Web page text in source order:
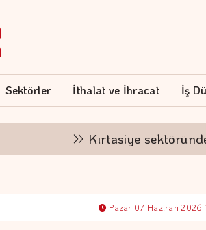
Sektörler İthalat ve İhracat İş
Kırtasiye sektöründe
Pazar 07 Haziran 2026